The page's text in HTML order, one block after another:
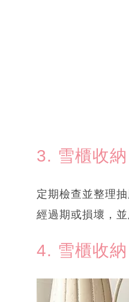
3. 雪櫃收
定期檢查並整理
經過期或損壞，
4. 雪櫃收